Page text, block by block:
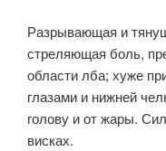
Разрывающая и
стреляющая боль,
области лба; хуже
глазами и нижней
голову и от жары.
висках.